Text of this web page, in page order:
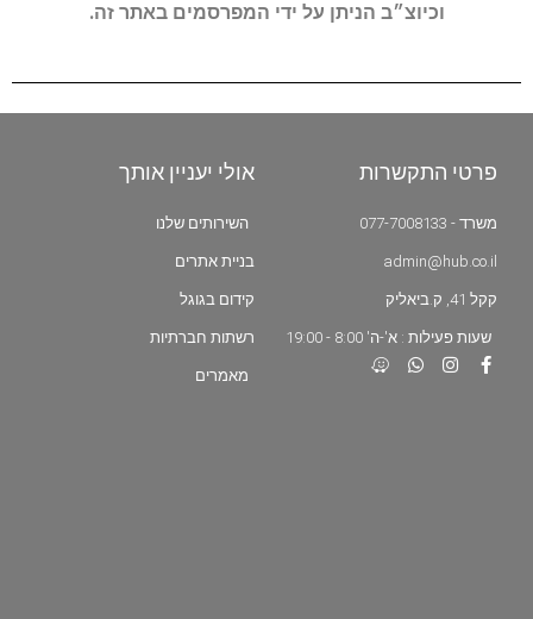
וכיוצ״ב הניתן על ידי המפרסמים באתר זה.
פרטי התקשרות
משרד - 077-7008133
admin@hub.co.il
קקל 41, ק.ביאליק
שעות פעילות : א'-ה' 8:00 - 19:00
אולי יעניין אותך
השירותים שלנו
בניית אתרים
קידום בגוגל
רשתות חברתיות
מאמרים